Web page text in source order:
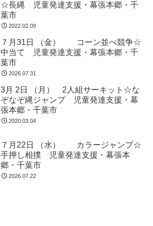
☆長縄 児童発達支援・幕張本郷・千
葉市
2022.02.09
７月31日 （金） コーン並べ競争☆
中当て 児童発達支援・幕張本郷・千
葉市
2026.07.31
3月 2日 （月） 2人組サーキット☆な
ぞなぞ縄ジャンプ 児童発達支援・幕
張本郷・千葉市
2020.03.04
７月22日 （水） カラージャンプ☆
手押し相撲 児童発達支援・幕張本
郷・千葉市
2026.07.22